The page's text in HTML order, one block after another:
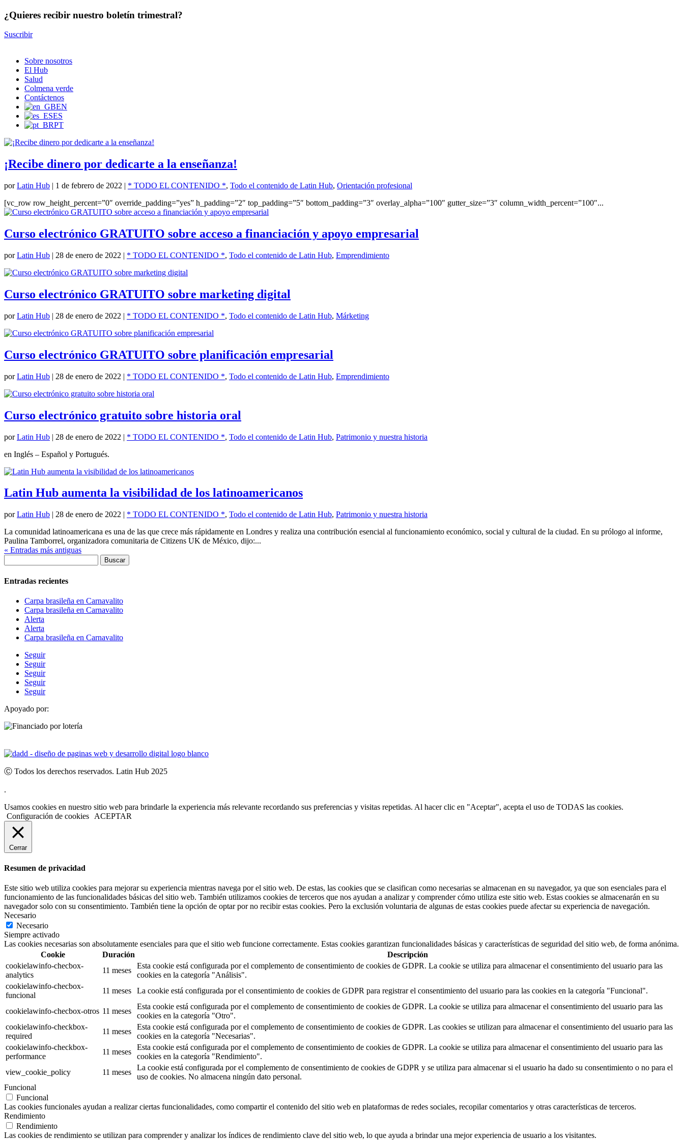
¿Quieres recibir nuestro boletín trimestral?
Suscribir
Sobre nosotros
El Hub
Salud
Colmena verde
Contáctenos
EN
ES
PT
¡Recibe dinero por dedicarte a la enseñanza!
porLatin Hub | 1 de febrero de 2022 | * TODO EL CONTENIDO *, Todo el contenido de Latin Hub, Orientación profesional
[vc_row row_height_percent=”0″ override_padding=”yes” h_padding=”2″ top_padding=”5″ bottom_padding=”3″ overlay_alpha=”100″ gutter_size=”3″ column_width_percent=”100″...
Curso electrónico GRATUITO sobre acceso a financiación y apoyo empresarial
porLatin Hub | 28 de enero de 2022 | * TODO EL CONTENIDO *, Todo el contenido de Latin Hub, Emprendimiento
Curso electrónico GRATUITO sobre marketing digital
porLatin Hub | 28 de enero de 2022 | * TODO EL CONTENIDO *, Todo el contenido de Latin Hub, Márketing
Curso electrónico GRATUITO sobre planificación empresarial
porLatin Hub | 28 de enero de 2022 | * TODO EL CONTENIDO *, Todo el contenido de Latin Hub, Emprendimiento
Curso electrónico gratuito sobre historia oral
porLatin Hub | 28 de enero de 2022 | * TODO EL CONTENIDO *, Todo el contenido de Latin Hub, Patrimonio y nuestra historia
en Inglés – Español y Portugués.
Latin Hub aumenta la visibilidad de los latinoamericanos
porLatin Hub | 28 de enero de 2022 | * TODO EL CONTENIDO *, Todo el contenido de Latin Hub, Patrimonio y nuestra historia
La comunidad latinoamericana es una de las que crece más rápidamente en Londres y realiza una contribución esencial al funcionamiento económico, social y cultural de la ciudad. En su prólogo al informe,
Paulina Tamborrel, organizadora comunitaria de Citizens UK de México, dijo:...
« Entradas más antiguas
Entradas recientes
Carpa brasileña en Carnavalito
Carpa brasileña en Carnavalito
Alerta
Alerta
Carpa brasileña en Carnavalito
Seguir
Seguir
Seguir
Seguir
Seguir
Apoyado por:
Ⓒ Todos los derechos reservados. Latin Hub 2025
.
Usamos cookies en nuestro sitio web para brindarle la experiencia más relevante recordando sus preferencias y visitas repetidas. Al hacer clic en "Aceptar", acepta el uso de TODAS las cookies.
Configuración de cookies
ACEPTAR
Cerrar
Resumen de privacidad
Este sitio web utiliza cookies para mejorar su experiencia mientras navega por el sitio web. De estas, las cookies que se clasifican como necesarias se almacenan en su navegador, ya que son esenciales para el
funcionamiento de las funcionalidades básicas del sitio web. También utilizamos cookies de terceros que nos ayudan a analizar y comprender cómo utiliza este sitio web. Estas cookies se almacenarán en su
navegador solo con su consentimiento. También tiene la opción de optar por no recibir estas cookies. Pero la exclusión voluntaria de algunas de estas cookies puede afectar su experiencia de navegación.
Necesario
Necesario
Siempre activado
Las cookies necesarias son absolutamente esenciales para que el sitio web funcione correctamente. Estas cookies garantizan funcionalidades básicas y características de seguridad del sitio web, de forma anónima.
Cookie
Duración
Descripción
cookielawinfo-checbox-
analytics
11 meses
Esta cookie está configurada por el complemento de consentimiento de cookies de GDPR. La cookie se utiliza para almacenar el consentimiento del usuario para las
cookies en la categoría "Análisis".
cookielawinfo-checbox-
funcional
11 meses La cookie está configurada por el consentimiento de cookies de GDPR para registrar el consentimiento del usuario para las cookies en la categoría "Funcional".
cookielawinfo-checbox-otros 11 meses
Esta cookie está configurada por el complemento de consentimiento de cookies de GDPR. La cookie se utiliza para almacenar el consentimiento del usuario para las
cookies en la categoría "Otro".
cookielawinfo-checkbox-
required
11 meses
Esta cookie está configurada por el complemento de consentimiento de cookies de GDPR. Las cookies se utilizan para almacenar el consentimiento del usuario para las
cookies en la categoría "Necesarias".
cookielawinfo-checkbox-
performance
11 meses
Esta cookie está configurada por el complemento de consentimiento de cookies de GDPR. La cookie se utiliza para almacenar el consentimiento del usuario para las
cookies en la categoría "Rendimiento".
view_cookie_policy
11 meses
La cookie está configurada por el complemento de consentimiento de cookies de GDPR y se utiliza para almacenar si el usuario ha dado su consentimiento o no para el
uso de cookies. No almacena ningún dato personal.
Funcional
Funcional
Las cookies funcionales ayudan a realizar ciertas funcionalidades, como compartir el contenido del sitio web en plataformas de redes sociales, recopilar comentarios y otras características de terceros.
Rendimiento
Rendimiento
Las cookies de rendimiento se utilizan para comprender y analizar los índices de rendimiento clave del sitio web, lo que ayuda a brindar una mejor experiencia de usuario a los visitantes.